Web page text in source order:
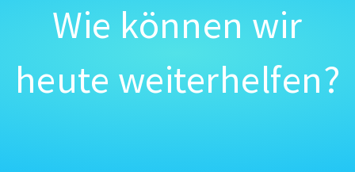
Wie können wir
heute weiterhelfen?